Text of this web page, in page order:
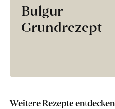
Bulgur
Grundrezept
Weitere Rezepte entdecken